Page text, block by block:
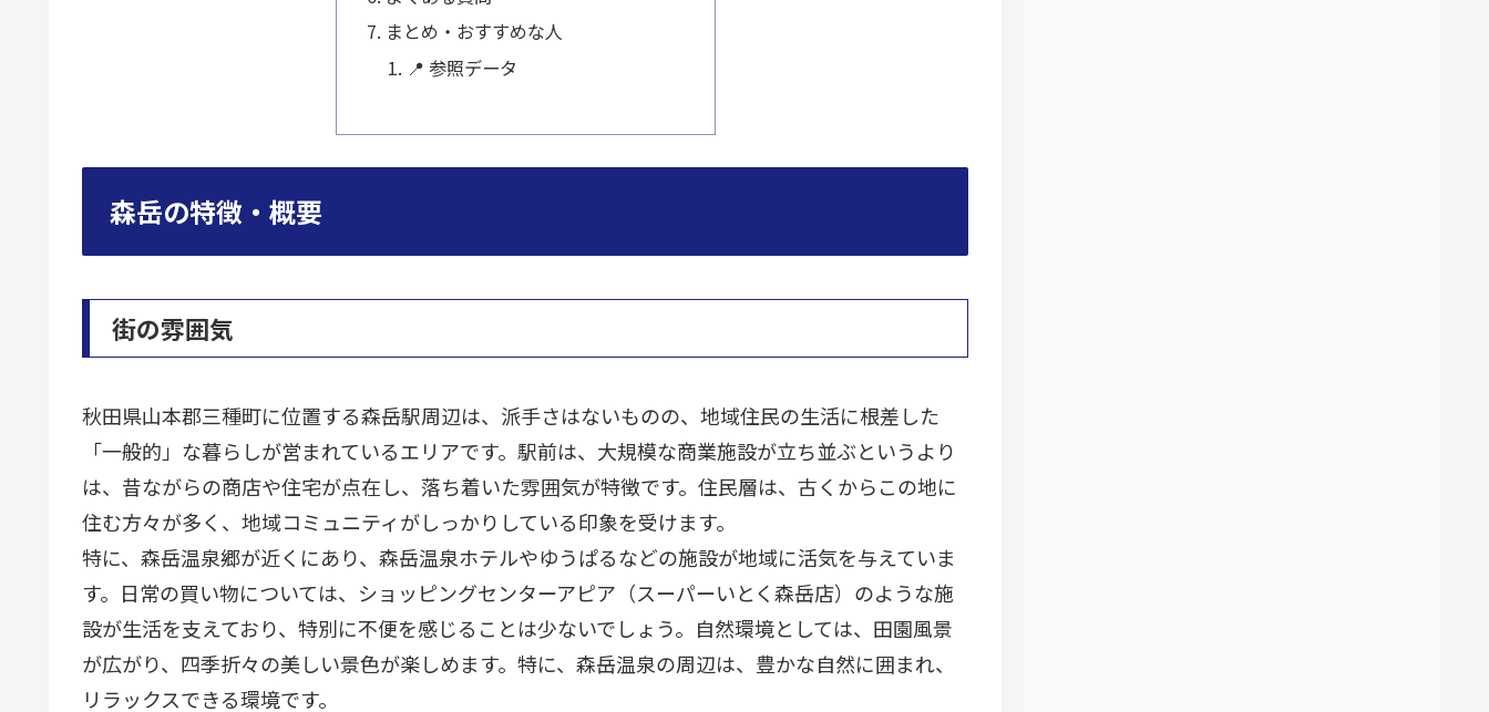
まとめ・おすすめな人
📍 参照データ
森岳の特徴・概要
街の雰囲気
秋田県山本郡三種町に位置する森岳駅周辺は、派手さはないものの、地域住民の生活に根差した
「一般的」な暮らしが営まれているエリアです。駅前は、大規模な商業施設が立ち並ぶというより
は、昔ながらの商店や住宅が点在し、落ち着いた雰囲気が特徴です。住民層は、古くからこの地に
住む方々が多く、地域コミュニティがしっかりしている印象を受けます。
特に、森岳温泉郷が近くにあり、森岳温泉ホテルやゆうぱるなどの施設が地域に活気を与えていま
す。日常の買い物については、ショッピングセンターアピア（スーパーいとく森岳店）のような施
設が生活を支えており、特別に不便を感じることは少ないでしょう。自然環境としては、田園風景
が広がり、四季折々の美しい景色が楽しめます。特に、森岳温泉の周辺は、豊かな自然に囲まれ、
リラックスできる環境です。